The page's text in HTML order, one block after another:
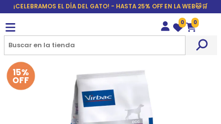
¡CELEBRAMOS EL DÍA DEL GATO! - HASTA 25% OFF EN LA WEB🐱🛒
Wishlist
0
Carrito
0
15%
OFF